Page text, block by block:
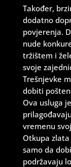
Također,
dodatno
povjerenja.
nude
tržištem i
svoje
Trešnjevke
dobiti
Ova usluga
vremenu
Otkupa
samo da
podržavaju